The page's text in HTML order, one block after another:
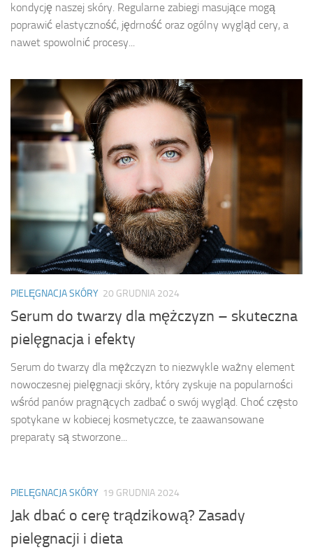
kondycję naszej skóry. Regularne zabiegi masujące mogą
poprawić elastyczność, jędrność oraz ogólny wygląd cery, a
nawet spowolnić procesy...
PIELĘGNACJA SKÓRY 20 GRUDNIA 2024
Serum do twarzy dla mężczyzn – skuteczna
pielęgnacja i efekty
Serum do twarzy dla mężczyzn to niezwykle ważny element
nowoczesnej pielęgnacji skóry, który zyskuje na popularności
wśród panów pragnących zadbać o swój wygląd. Choć często
spotykane w kobiecej kosmetyczce, te zaawansowane
preparaty są stworzone...
PIELĘGNACJA SKÓRY 19 GRUDNIA 2024
Jak dbać o cerę trądzikową? Zasady
pielęgnacji i dieta